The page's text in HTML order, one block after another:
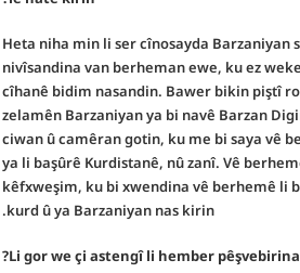
Heta niha min li ser cînosayda
nivîsandina van berheman ewe, ku ez
cîhanê bidim nasandin. Bawer bikin piştî
zelamên Barzaniyan ya bi navê Barzan
ciwan û camêran gotin, ku me bi saya vê
ya li başûrê Kurdistanê, nû zanî. Vê
kêfxweşim, ku bi xwendina vê berhemê li
kurd û ya Barzaniyan nas kirin.